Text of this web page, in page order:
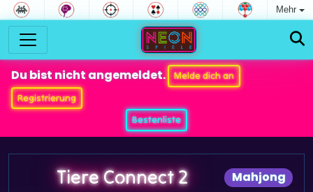
Mehr
Du bist nicht angemeldet.
Melde dich an
Registrierung
Bestenliste
Mahjong
Tiere Connect 2